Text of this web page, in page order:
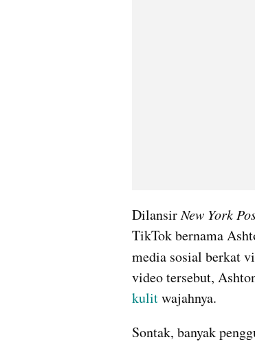
Dilansir New York
TikTok bernama
media sosial berkat
kulit wajahnya.
Sontak, banyak